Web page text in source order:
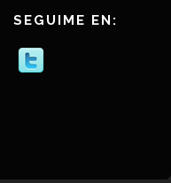
SEGUIME EN: